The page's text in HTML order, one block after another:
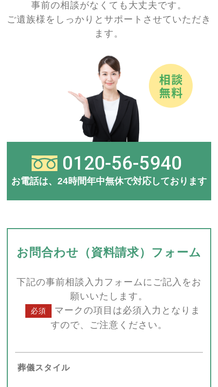
事前の相談がなくても大丈夫です。
ご遺族様をしっかりとサポートさせていただき
ます。
0120-56-5940
お電話は、24時間年中無休で対応しております
お問合わせ（資料請求）フォーム
下記の事前相談入力フォームにご記入をお
願いいたします。
必須
マークの項目は必須入力となりま
すので、 ご注意ください。
葬儀スタイル